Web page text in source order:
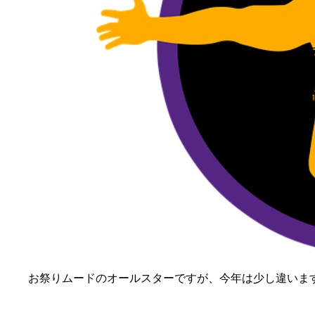
お祭りムードのオールスターですが、今年は少し違いま